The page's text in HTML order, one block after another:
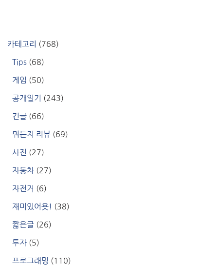
카테고리 (768)
Tips (68)
게임 (50)
공개일기 (243)
긴글 (66)
뭐든지 리뷰 (69)
사진 (27)
자동차 (27)
자전거 (6)
재미있어욧! (38)
짧은글 (26)
투자 (5)
프로그래밍 (110)